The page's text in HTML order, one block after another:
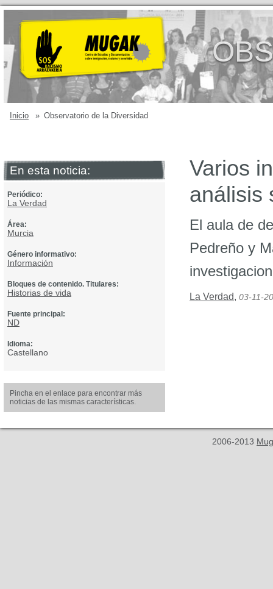
Inicio » Observatorio de la Diversidad
En esta noticia:
Periódico:
La Verdad
Área:
Murcia
Género informativo:
Información
Bloques de contenido. Titulares:
Historias de vida
Fuente principal:
ND
Idioma:
Castellano
Pincha en el enlace para encontrar más
noticias de las mismas características.
Varios
análisis
El aula de
Pedreño y
La Verdad, 03-11-
2006-2013